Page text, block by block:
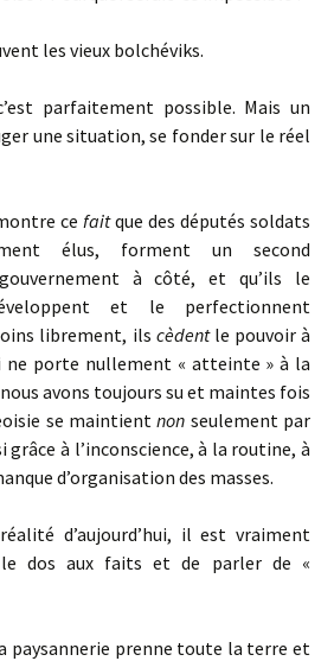
les vieux bolchéviks.
parfaitement possible. Mais un
une situation, se fonder sur le réel
ce faitque des députés soldats
élus, forment un second
à côté, et qu’ils le
et le perfectionnent
librement, ils cèdent le pouvoir à
ne porte nullement « atteinte » à la
avons toujours su et maintes fois
se maintientnon seulement par
grâce à l’inconscience, à la routine, à
d’organisation des masses.
d’aujourd’hui, il est vraiment
dos aux faits et de parler de «
paysannerie prenne toute la terre et